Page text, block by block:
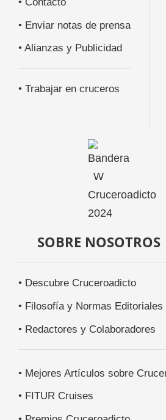
• Contacto
• Enviar notas de prensa
• Alianzas y Publicidad
• Trabajar en cruceros
SOBRE NOSOTROS
• Descubre Cruceroadicto
• Filosofía y Normas Editoriales
• Redactores y Colaboradores
• Mejores Artículos sobre
• FITUR Cruises